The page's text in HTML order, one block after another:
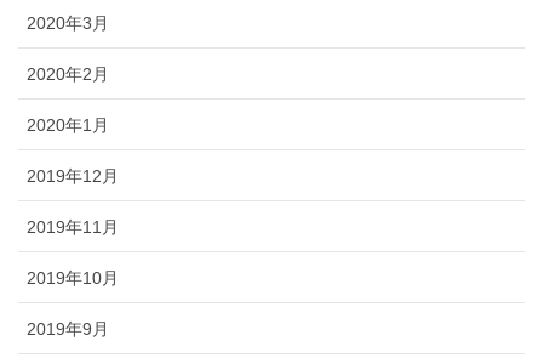
2020年3月
2020年2月
2020年1月
2019年12月
2019年11月
2019年10月
2019年9月